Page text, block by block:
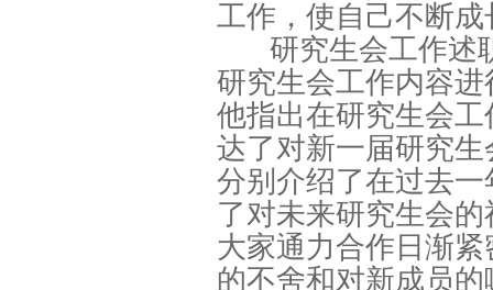
工作，使自己不断成
研究生会工作述
研究生会工作内容
他指出在研究生会
达了对新一届研究
分别介绍了在过去
了对未来研究生会
大家通力合作日渐
的不舍和对新成员